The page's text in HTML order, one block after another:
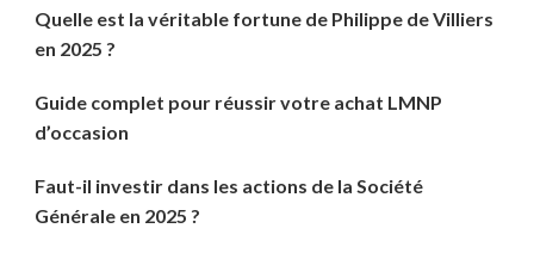
Quelle est la véritable fortune de Philippe de Villiers
en 2025 ?
Guide complet pour réussir votre achat LMNP
d’occasion
Faut-il investir dans les actions de la Société
Générale en 2025 ?